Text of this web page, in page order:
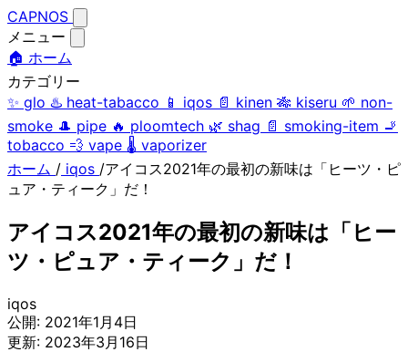
CAPNOS
メニュー
🏠 ホーム
カテゴリー
✨ glo ♨️ heat-tabacco 📱 iqos 📄 kinen 🎋 kiseru 🌱 non-
smoke 🎩 pipe 🔥 ploomtech 🌿 shag 📄 smoking-item 🚬
tobacco 💨 vape 🌡️ vaporizer
ホーム / iqos /アイコス2021年の最初の新味は「ヒーツ・ピ
ュア・ティーク」だ！
アイコス2021年の最初の新味は「ヒー
ツ・ピュア・ティーク」だ！
iqos
公開: 2021年1月4日
更新: 2023年3月16日